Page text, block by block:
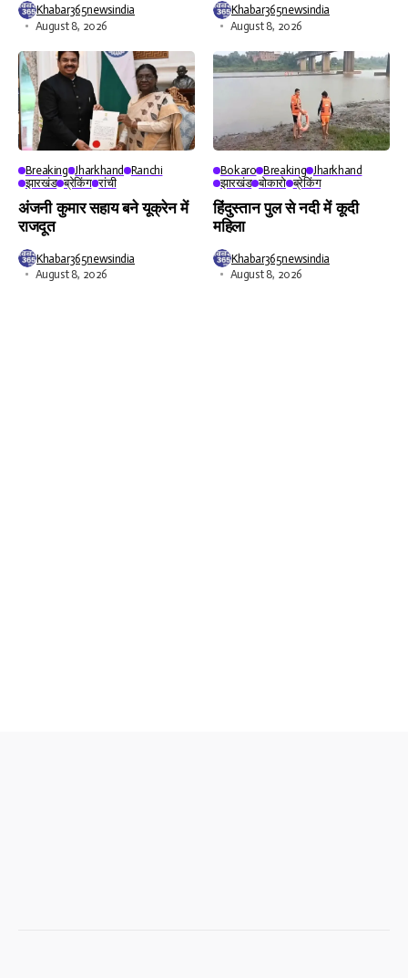
Khabar365newsindia
August 8, 2026
Khabar365newsindia
August 8, 2026
Breaking Jharkhand
Ranchi
झारखंड ब्रेकिंग रांची
अंजनी कुमार सहाय बने यूक्रेन में
राजदूत
Khabar365newsindia
August 8, 2026
Bokaro Breaking Jharkhand
झारखंड बोकारो ब्रेकिंग
हिंदुस्तान पुल से नदी में कूदी
महिला
Khabar365newsindia
August 8, 2026